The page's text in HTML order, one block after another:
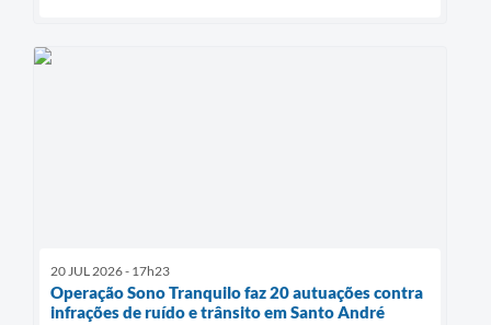
20 JUL 2026 - 17h23
Operação Sono Tranquilo faz 20 autuações contra
infrações de ruído e trânsito em Santo André